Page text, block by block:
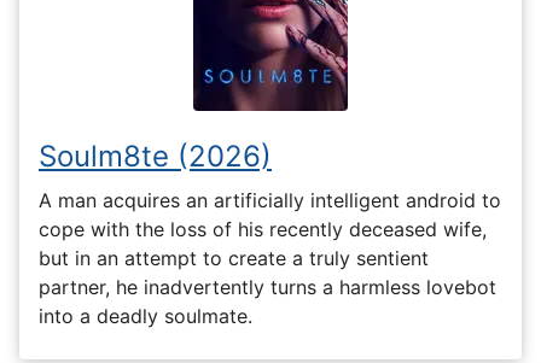
Soulm8te (2026)
A man acquires an artificially intelligent android to
cope with the loss of his recently deceased wife,
but in an attempt to create a truly sentient
partner, he inadvertently turns a harmless lovebot
into a deadly soulmate.